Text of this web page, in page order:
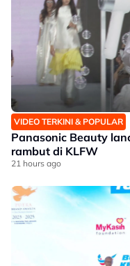
VIDEO TERKINI & POPULAR
Panasonic Beauty
rambut di KLFW
21 hours ago